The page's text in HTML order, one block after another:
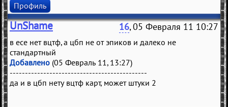
Профиль
UnShame 16, 05 Февраля 11 10:27
в есе нет вцтф, а цбп не от эпиков и далеко не
стандартный
Добавлено (05 Февраль 11, 13:27)
---------------------------------------------
да и в цбп нету вцтф карт, может штуки 2